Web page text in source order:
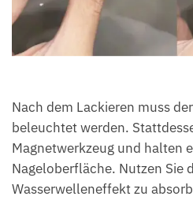
Nach dem Lackieren muss
beleuchtet werden.
Magnetwerkzeug und halten
Nageloberfläche. Nutzen Sie
Wasserwelleneffekt zu